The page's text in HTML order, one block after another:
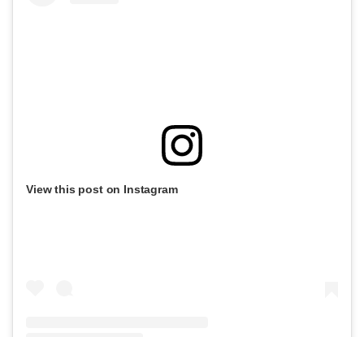
View this post on Instagram